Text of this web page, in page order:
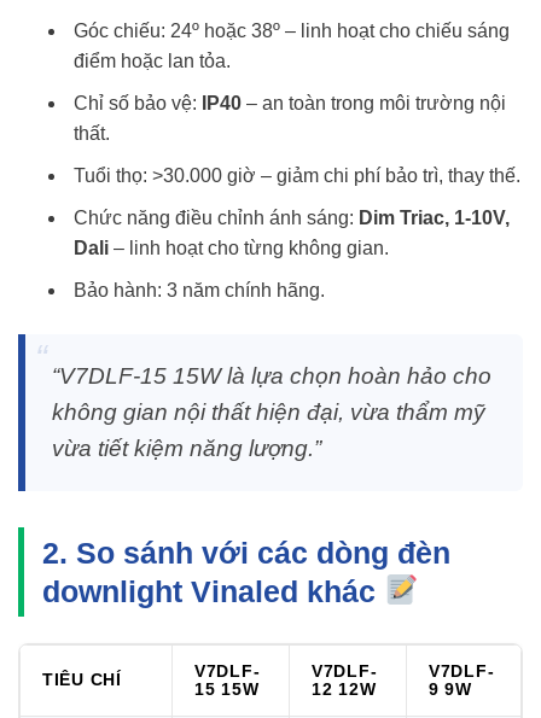
Góc chiếu: 24º hoặc 38º – linh hoạt cho chiếu sáng
điểm hoặc lan tỏa.
Chỉ số bảo vệ: IP40– an toàn trong môi trường nội
thất.
Tuổi thọ: >30.000 giờ – giảm chi phí bảo trì, thay thế.
Chức năng điều chỉnh ánh sáng: Dim Triac, 1-10V,
Dali– linh hoạt cho từng không gian.
Bảo hành: 3 năm chính hãng.
“V7DLF-15 15W là lựa chọn hoàn hảo cho
không gian nội thất hiện đại, vừa thẩm mỹ
vừa tiết kiệm năng lượng.”
2. So sánh với các dòng đèn
downlight Vinaled khác
TIÊU CHÍ
V7DLF-
15 15W
V7DLF-
12 12W
V7DLF-
9 9W